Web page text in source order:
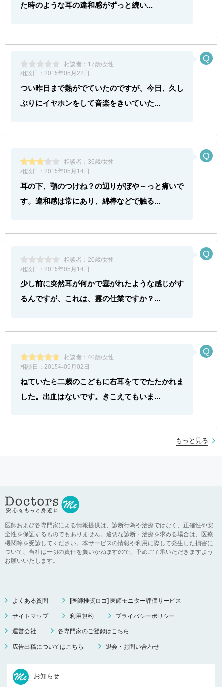
た時のような耳の違和感がずっと続い...
相談者： 17歳/女性
相談日： 2015年05月22日
つい昨日まで熱がでていたのですが、今日、久し
ぶりにイヤホンをして音楽をきいていた...
相談者： 36歳/女性
相談日： 2015年05月14日
耳の下、顎のつけね？の辺りがぼや～っと痛いで
す。違和感は常にあり、綿棒などで触る...
相談者： 20歳/女性
相談日： 2015年05月14日
少し前に突然耳が何かで塞がれたような感じがす
るんですが、これは、霊の仕業ですか？...
相談者： 40歳/女性
相談日： 2015年05月02日
ねていたら二歳のこどもに右耳をてでたたかれま
した。出血はないです。きこえてもいま...
もっと見る
医師および各専門家による情報提供は、診断行為や治療ではなく、正確性や安
全性を保証するものでもありません。適切な診断・治療を求める場合は、医療
機関等を受診してください。本サービスの情報や利用に際して発生した損害に
ついて、当社は一切の責任を負いかねますので、予めご了承いただきますよう
お願いいたします。
よくある質問 [医師推奨ロゴ] 医師モニター評価サービス
サイトマップ 利用規約 プライバシーポリシー
運営会社 各専門家のご登録はこちら
広告出稿についてはこちら 退会・お問い合わせ
お知らせ